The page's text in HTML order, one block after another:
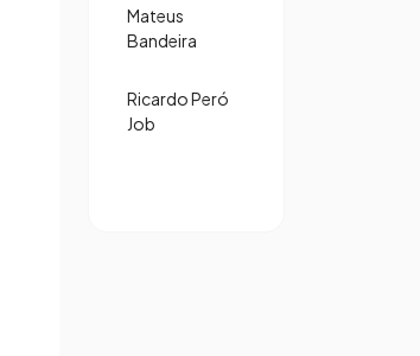
Mateus
Bandeira
Ricardo Peró
Job